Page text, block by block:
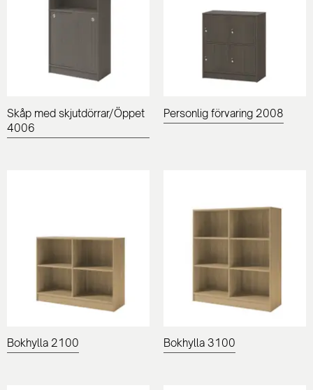
Skåp med skjutdörrar/Öppet
4006
Personlig förvaring 2008
Bokhylla 2100 Bokhylla 3100